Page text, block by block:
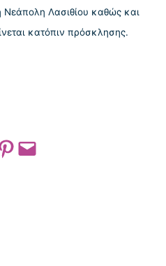
Νεάπολη Λασιθίου καθώς και
κατόπιν πρόσκλησης.
Pocketon Pinterest
Email this Page